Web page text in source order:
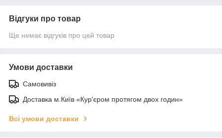
Відгуки про товар
Ще немає відгуків про цей товар
Умови доставки
Самовивіз
Доставка м.Київ «Кур'єром протягом двох годин»
Всі умови доставки